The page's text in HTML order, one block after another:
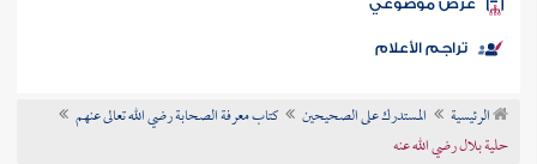
الكتب
موضوعي
تراجم الأعلام
الرئيسية المستدرك على الصحيحين
كتاب معرفة الصحابة رضي الله تعالى عنهم
حلية بلال رضي الله عنه